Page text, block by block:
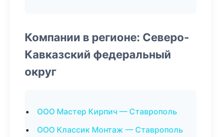
Компании в регионе: Северо-
Кавказский федеральный
округ
ООО Мастер Кирпич — Ставрополь
ООО Классик Монтаж — Ставрополь